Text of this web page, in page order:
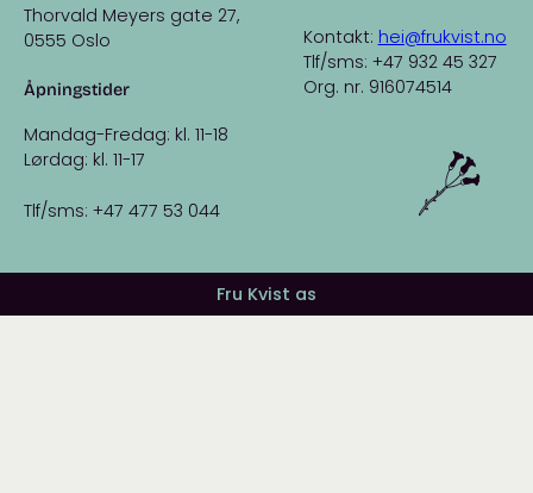
Thorvald Meyers gate 27,
0555 Oslo
Åpningstider
Mandag-Fredag: kl. 11-18
Lørdag: kl. 11-17
Tlf/sms: +47 477 53 044
Kontakt: hei@frukvist.no
Tlf/sms: +47 932 45 327
Org. nr. 916074514
Fru Kvist as